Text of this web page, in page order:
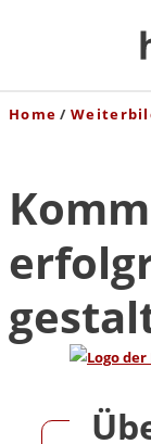
Home